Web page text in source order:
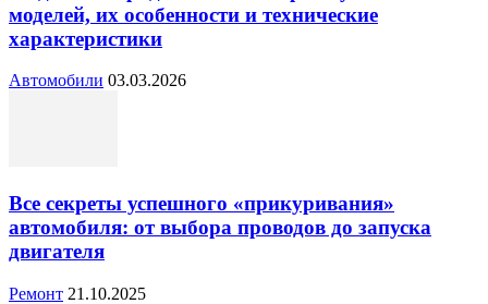
моделей, их особенности и технические
характеристики
Автомобили 03.03.2026
Все секреты успешного «прикуривания»
автомобиля: от выбора проводов до запуска
двигателя
Ремонт 21.10.2025